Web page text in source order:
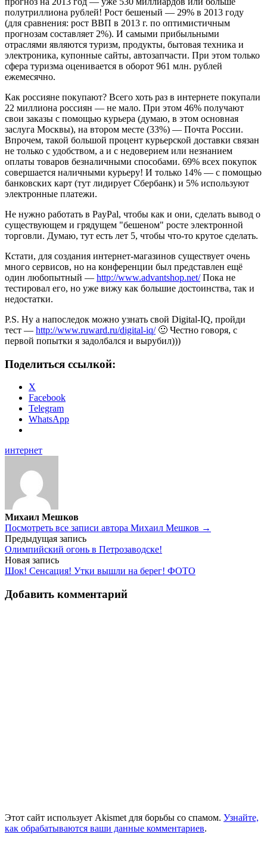
полутриллиона рублей! Рост бешеный — 29% в 2013 году
(для сравнения: рост ВВП в 2013 г. по оптимистичным
прогнозам составляет 2%). И самыми прибыльными
отраслями являются туризм, продукты, бытовая техника и
электроника, купонные сайты, автозапчасти. При этом только
сфера туризма оценивается в оборот 961 млн. рублей
ежемесячно.
Как россияне покупают? Всего хоть раз в интернете покупали
22 миллиона россиян — не мало. При этом 46% получают
свои заказы с помощью курьера (думаю, в этом основная
заслуга Москвы), на втором месте (33%) — Почта России.
Впрочем, такой большой процент курьерской доставки связан
не только с удобством, а и с недоверием или незнанием
оплаты товаров безналичными способами. 69% всех покупок
совершается наличными курьеру! И только 14% — с помощью
банковских карт (тут лидирует Сбербанк) и 5% используют
электронные платежи.
Не нужно работать в PayPal, чтобы как и они, сделать вывод о
существующем и грядущем "бешеном" росте электронной
торговли. Думаю, тут есть лет 5, чтобы что-то крутое сделать.
Кстати, для создания интернет-магазинов существует очень
много сервисов, но на конференции был представлен ещё
один любопытный — http://www.advantshop.net/Пока не
тестировал его, но уже вижу как большие достоинства, так и
недостатки.
P.S. Ну а напоследок можно узнать свой Digital-IQ, пройди
тест — http://www.ruward.ru/digital-iq/🙂 Честно говоря, с
первой попытки я задолбался и вырубил)))
Поделиться ссылкой:
X
Facebook
Telegram
WhatsApp
интернет
Михаил Мешков
Посмотреть все записи автора Михаил Мешков →
Навигация
по
записям
Предыдущая запись
Олимпийский огонь в Петрозаводске!
Новая запись
Шок! Сенсация! Утки вышли на берег! ФОТО
Добавить комментарий
Этот сайт использует Akismet для борьбы со спамом. Узнайте,
как обрабатываются ваши данные комментариев.